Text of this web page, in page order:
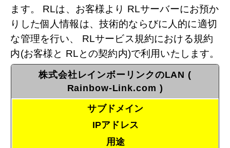
ます。 RLは、お客様より RLサーバーにお預か
りした個人情報は、技術的ならびに人的に適切
な管理を行い、 RLサービス規約における規約
内(お客様と RLとの契約内)で利用いたします。
株式会社レインボーリンクのLAN (
Rainbow-Link.com )
サブドメイン
IPアドレス
用途